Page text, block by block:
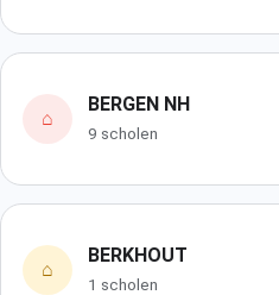
⌂
BERGEN NH
9 scholen
⌂
BERKHOUT
1 scholen